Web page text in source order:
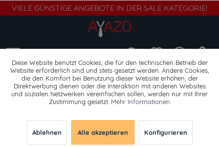
VIELE GÜNSTIGE ANGEBOTE IN DER SALE KATEGORIE!
Schlafsäcke
Diese Website benutzt Cookies, die für den technischen Betrieb der
Website erforderlich sind und stets gesetzt werden. Andere Cookies,
die den Komfort bei Benutzung dieser Website erhöhen, der
Direktwerbung dienen oder die Interaktion mit anderen Websites
und sozialen Netzwerken vereinfachen sollen, werden nur mit Ihrer
Zustimmung gesetzt. Mehr Informationen
Ablehnen Alle akzeptieren Konfigurieren